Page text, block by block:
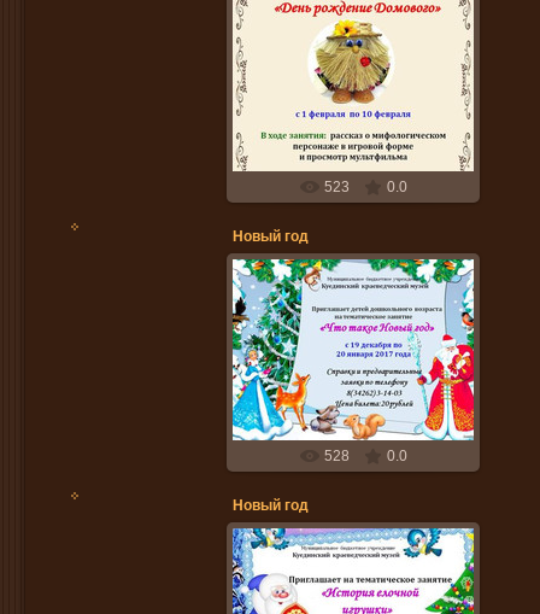
25.01.2017
Ojana
523 0.0
Новый год
19.12.2016
Ojana
528 0.0
Новый год
14.12.2016